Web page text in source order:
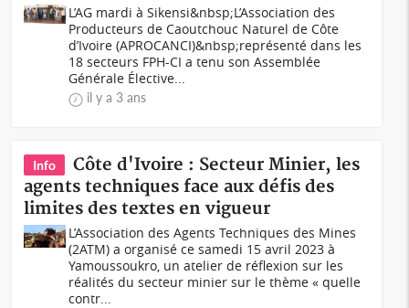
L’AG mardi à Sikensi&nbsp;L’Association des
Producteurs de Caoutchouc Naturel de Côte
d’Ivoire (APROCANCI)&nbsp;représenté dans les
18 secteurs FPH-CI a tenu son Assemblée
Générale Élective...
il y a 3 ans
Info
Côte d'Ivoire : Secteur Minier, les
agents techniques face aux défis des
limites des textes en vigueur
L’Association des Agents Techniques des Mines
(2ATM) a organisé ce samedi 15 avril 2023 à
Yamoussoukro, un atelier de réflexion sur les
réalités du secteur minier sur le thème « quelle
contr...